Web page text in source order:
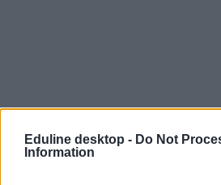
Eduline desktop - Do Not
Information
Belügyminisztérium
tanév rendje 2024/25